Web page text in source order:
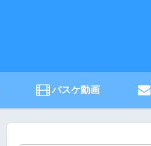
バスケ動画